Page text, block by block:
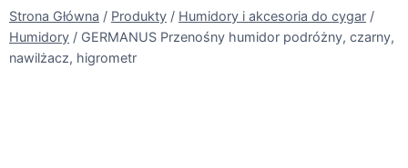
Strona Główna / Produkty / Humidory i akcesoria do cygar /
Humidory / GERMANUS Przenośny humidor podróżny, czarny,
nawilżacz, higrometr